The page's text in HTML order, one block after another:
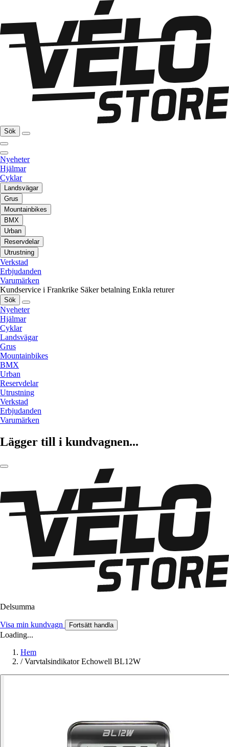
Sök
Nyeheter
Hjälmar
Cyklar
Landsvägar
Grus
Mountainbikes
BMX
Urban
Reservdelar
Utrustning
Verkstad
Erbjudanden
Varumärken
Kundservice i Frankrike Säker betalning Enkla returer
Sök
Nyeheter
Hjälmar
Cyklar
Landsvägar
Grus
Mountainbikes
BMX
Urban
Reservdelar
Utrustning
Verkstad
Erbjudanden
Varumärken
Lägger till i kundvagnen...
Delsumma
Visa min kundvagn Fortsätt handla
Loading...
Hem
/ Varvtalsindikator Echowell BL12W